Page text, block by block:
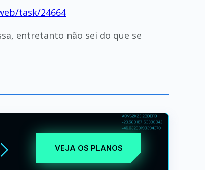
task/24664
entretanto não sei do que se
VEJA OS PLANOS